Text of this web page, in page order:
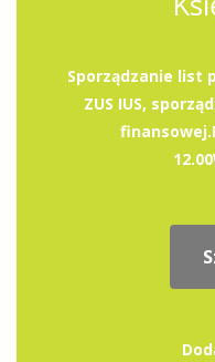
Sporządzanie list
ZUS IUS,